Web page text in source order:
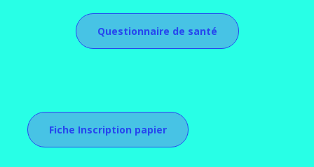
Questionnaire de santé
Fiche Inscription papier